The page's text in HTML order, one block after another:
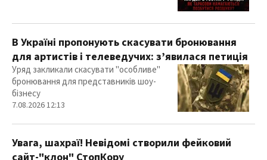
В Україні пропонують скасувати бронювання
для артистів і телеведучих: з’явилася петиція
Уряд закликали скасувати "особливе"
бронювання для представників шоу-
бізнесу
7.08.2026 12:13
Увага, шахраї! Невідомі створили фейковий